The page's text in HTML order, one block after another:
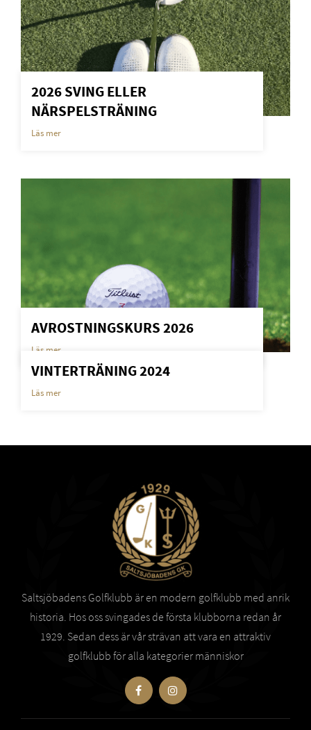
2026 SVING ELLER
NÄRSPELSTRÄNING
Läs mer
AVROSTNINGSKURS 2026
Läs mer
VINTERTRÄNING 2024
Läs mer
Saltsjöbadens Golfklubb är en modern golfklubb med anrik
historia. Hos oss svingades de första klubborna redan år
1929. Sedan dess är vår strävan att vara en attraktiv
golfklubb för alla kategorier människor